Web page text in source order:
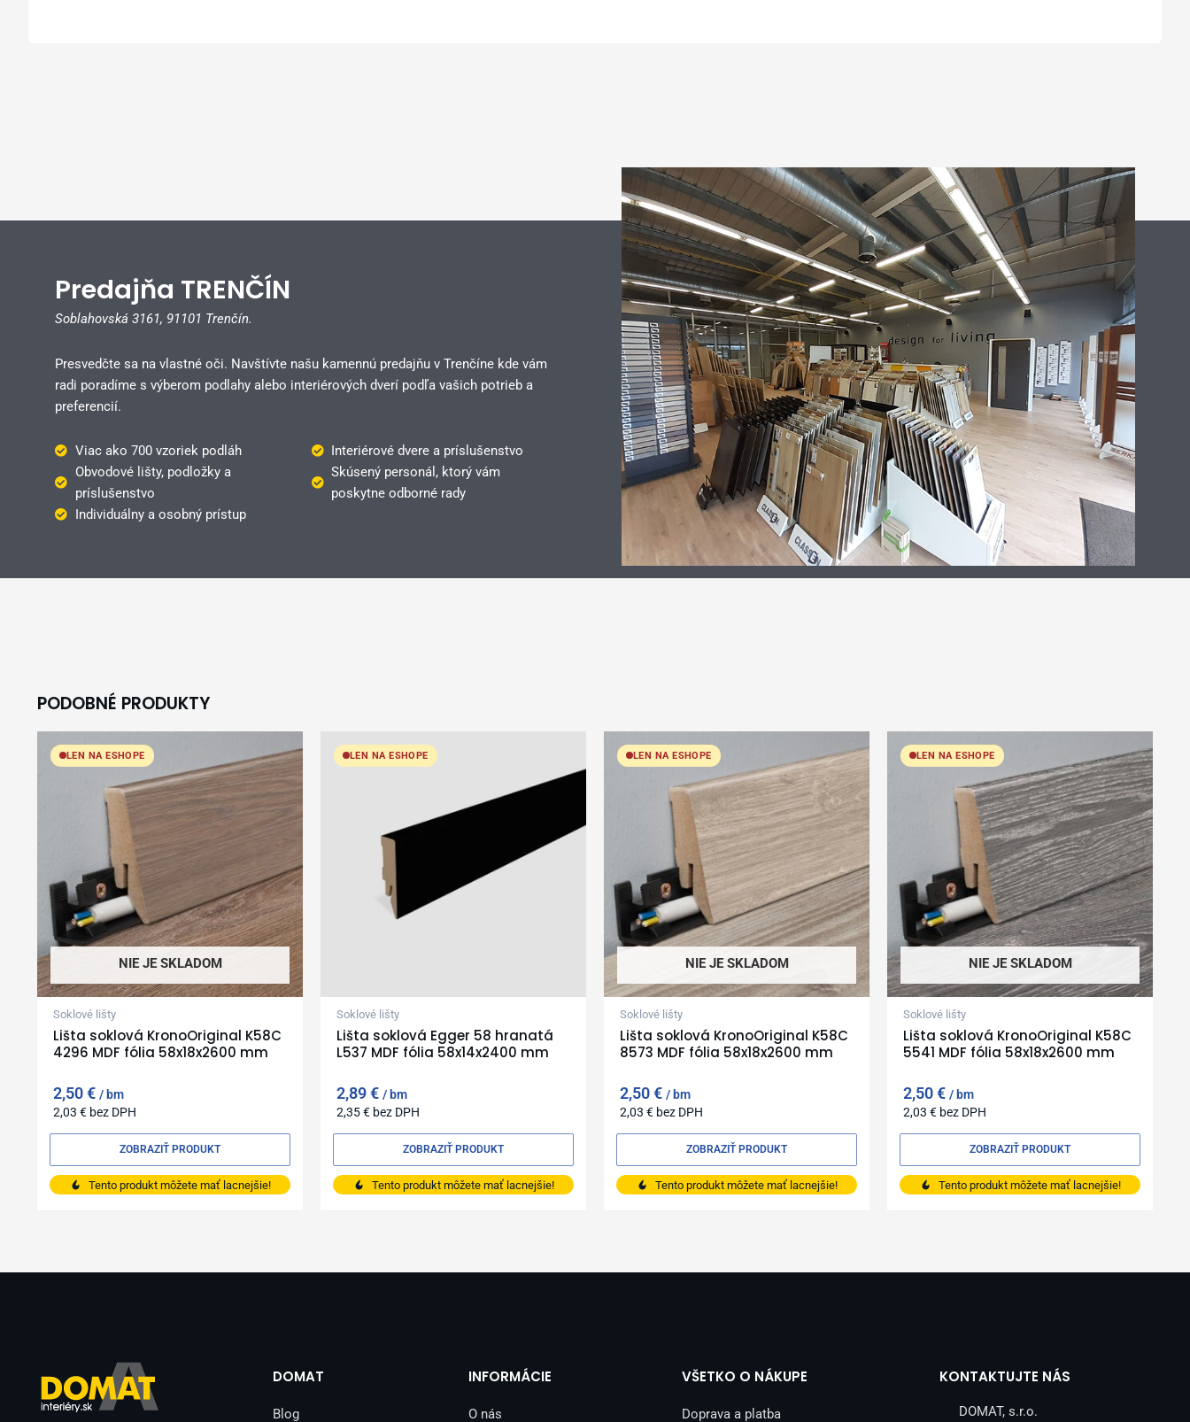
Predajňa TRENČÍN
Soblahovská 3161, 91101 Trenčín.
Presvedčte sa na vlastné oči. Navštívte našu kamennú predajňu v Trenčíne kde vám
radi poradíme s výberom podlahy alebo interiérových dverí podľa vašich potrieb a
preferencií.
Viac ako 700 vzoriek podláh
Interiérové dvere a príslušenstvo
Obvodové lišty, podložky a
príslušenstvo
Skúsený personál, ktorý vám
poskytne odborné rady
Individuálny a osobný prístup
PODOBNÉ PRODUKTY
LEN NA ESHOPE
NIE JE SKLADOM
Soklové lišty
Lišta soklová KronoOriginal K58C
4296 MDF fólia 58x18x2600 mm
2,50€ bm
2,03 € bez DPH
Tento produkt môžete mať lacnejšie!
ZOBRAZIŤ PRODUKT
LEN NA ESHOPE
Soklové lišty
Lišta soklová Egger 58 hranatá
L537 MDF fólia 58x14x2400 mm
2,89€ bm
2,35€ bez DPH
Tento produkt môžete mať lacnejšie!
ZOBRAZIŤ PRODUKT
LEN NA ESHOPE
NIE JE SKLADOM
Soklové lišty
Lišta soklová KronoOriginal K58C
8573 MDF fólia 58x18x2600 mm
2,50€ bm
2,03 € bez DPH
Tento produkt môžete mať lacnejšie!
ZOBRAZIŤ PRODUKT
LEN NA ESHOPE
NIE JE SKLADOM
Soklové lišty
Lišta soklová KronoOriginal K58C
5541 MDF fólia 58x18x2600 mm
2,50€ bm
2,03 € bez DPH
Tento produkt môžete mať lacnejšie!
ZOBRAZIŤ PRODUKT
DOMAT
Blog
INFORMÁCIE
O nás
VŠETKO O NÁKUPE
Doprava a platba
KONTAKTUJTE NÁS
DOMAT, s.r.o.